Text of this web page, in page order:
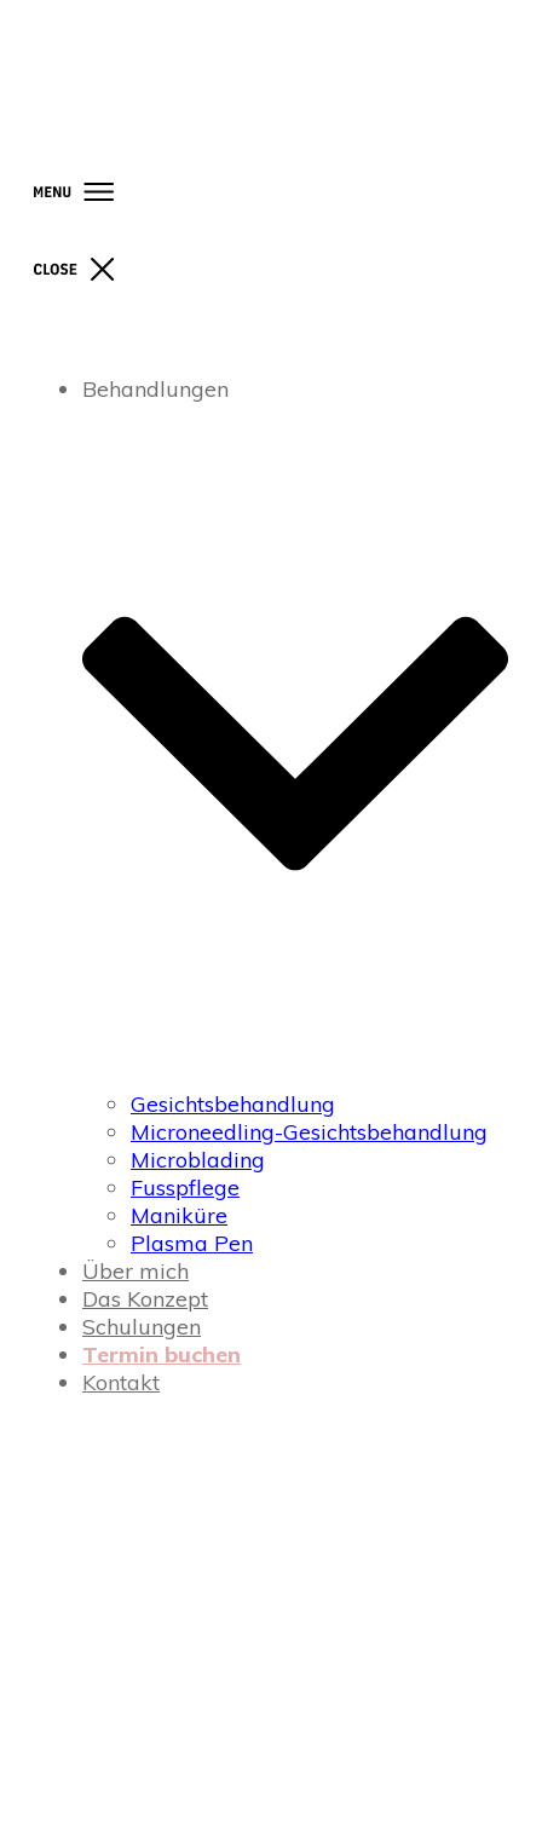
Behandlungen
Gesichtsbehandlung
Microneedling-Gesichtsbehandlung
Microblading
Fusspflege
Maniküre
Plasma Pen
Über mich
Das Konzept
Schulungen
Termin buchen
Kontakt